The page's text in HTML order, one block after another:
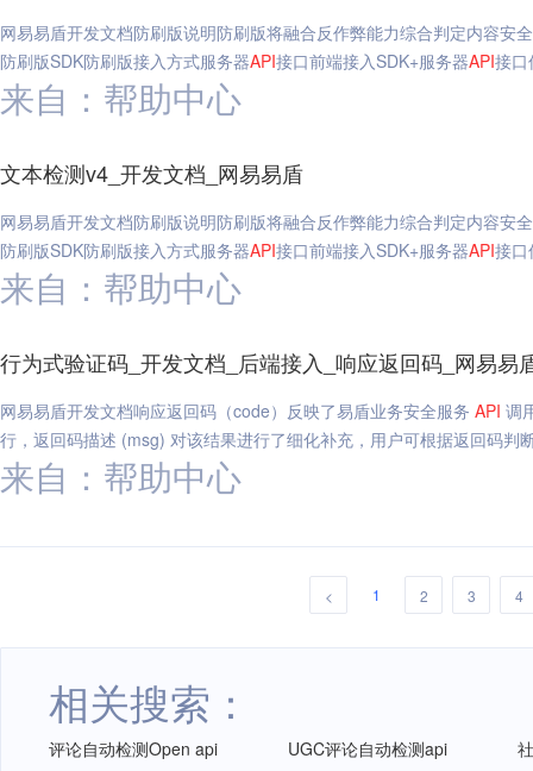
网易易盾开发文档防刷版说明防刷版将融合反作弊能力综合判定内容安
防刷版SDK防刷版接入方式服务器API接口前端接入SDK+服务器API接口
来自：帮助中心
文本检测v4_开发文档_网易易盾
网易易盾开发文档防刷版说明防刷版将融合反作弊能力综合判定内容安
防刷版SDK防刷版接入方式服务器API接口前端接入SDK+服务器API接口
来自：帮助中心
行为式验证码_开发文档_后端接入_响应返回码_网易易
网易易盾开发文档响应返回码（code）反映了易盾业务安全服务 API 调
行，返回码描述 (msg) 对该结果进行了细化补充，用户可根据返回码判
来自：帮助中心
< 1 2 3 4
相关搜索：
评论自动检测Open api UGC评论自动检测api